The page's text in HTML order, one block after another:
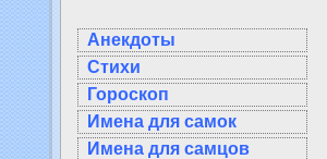
Анекдоты
Стихи
Гороскоп
Имена для самок
Имена для самцов